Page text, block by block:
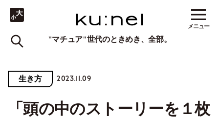
"マチュア"世代のときめき、全部。
メニュー
生き方 2023.11.09
「頭の中のストーリーを１枚